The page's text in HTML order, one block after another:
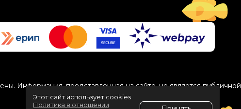
Информация, представленная на сайте, не является публичной
Этот сайт использует cookies
Политика в отношении